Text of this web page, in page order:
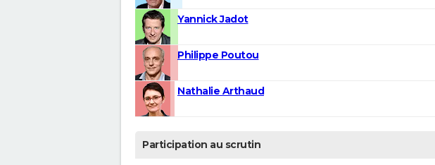
Yannick Jadot
Philippe Poutou
Nathalie Arthaud
Participation au scrutin